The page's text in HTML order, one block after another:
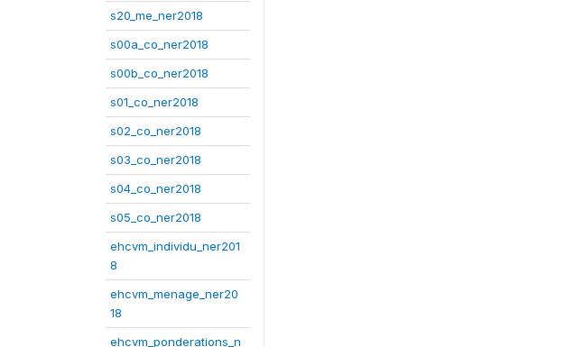
s20_me_ner2018
s00a_co_ner2018
s00b_co_ner2018
s01_co_ner2018
s02_co_ner2018
s03_co_ner2018
s04_co_ner2018
s05_co_ner2018
ehcvm_individu_ner201
8
ehcvm_menage_ner20
18
ehcvm_ponderations_n